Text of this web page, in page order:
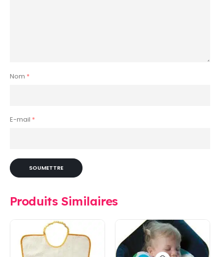
Nom *
E-mail *
Produits Similaires